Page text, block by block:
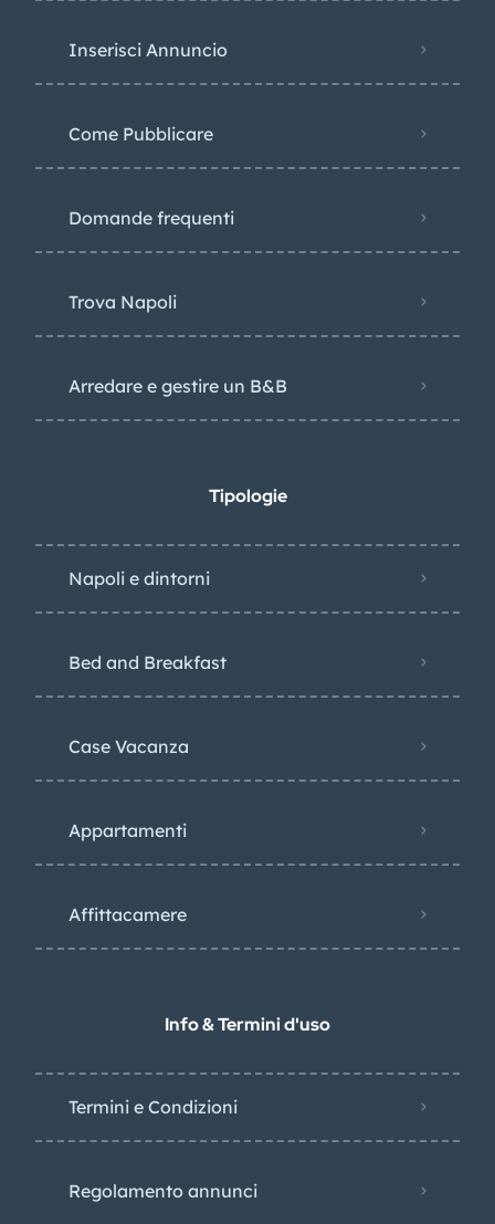
Inserisci Annuncio
Come Pubblicare
Domande frequenti
Trova Napoli
Arredare e gestire un B&B
Tipologie
Napoli e dintorni
Bed and Breakfast
Case Vacanza
Appartamenti
Affittacamere
Info & Termini d'uso
Termini e Condizioni
Regolamento annunci